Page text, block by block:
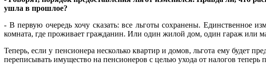
ушла в прошлое?
- В первую очередь хочу сказать: все льготы сохранены. Единственное
комната, где проживает гражданин. Или один жилой дом, один гараж или
Теперь, если у пенсионера несколько квартир и домов, льгота ему будет
переписывать имущество на пенсионеров с целью ухода от налогов теперь